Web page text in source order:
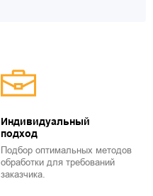
Индивидуальный
подход
Подбор оптимальных методов
обработки для требований
заказчика.